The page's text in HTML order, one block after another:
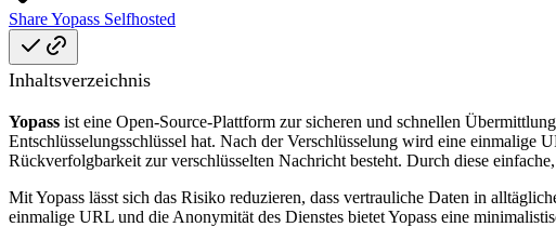
ShareYopass Selfhosted
Inhaltsverzeichnis
Yopass ist eine Open-Source-Plattform zur sicheren und schnellen
Entschlüsselungsschlüssel hat. Nach der Verschlüsselung wird eine
Rückverfolgbarkeit zur verschlüsselten Nachricht besteht. Durch diese
Mit Yopass lässt sich das Risiko reduzieren, dass vertrauliche Daten in
einmalige URL und die Anonymität des Dienstes bietet Yopass eine